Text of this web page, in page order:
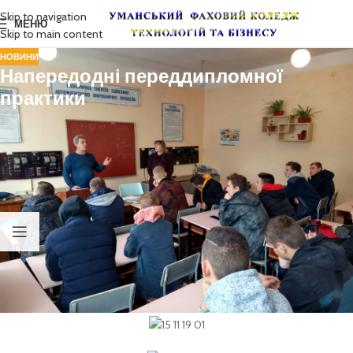
Skip to navigation
Skip to main content
МЕНЮ
НОВИНИ
Напередодні переддипломної
практики
Проходження переддипломної практики
Одна з головних особливостей підготовки студентів групи Е 44
спеціальності «Електроенергетика, електротехніка та
електромеханіка» – це зв’язок з життям, з конкретними
особливостями майбутньої практичної діяльності. Напередодні
виходу студентів на переддипломну практику зі спеціальності
викладачами Ільчук М.Я. та Безруковим С.О. було проведено
конференцію на тему: «Проходження переддипломної практики».
Студенти мали можливість ознайомитись з основними аспектами,
вимогами та етапами проходження переддипломної практики.